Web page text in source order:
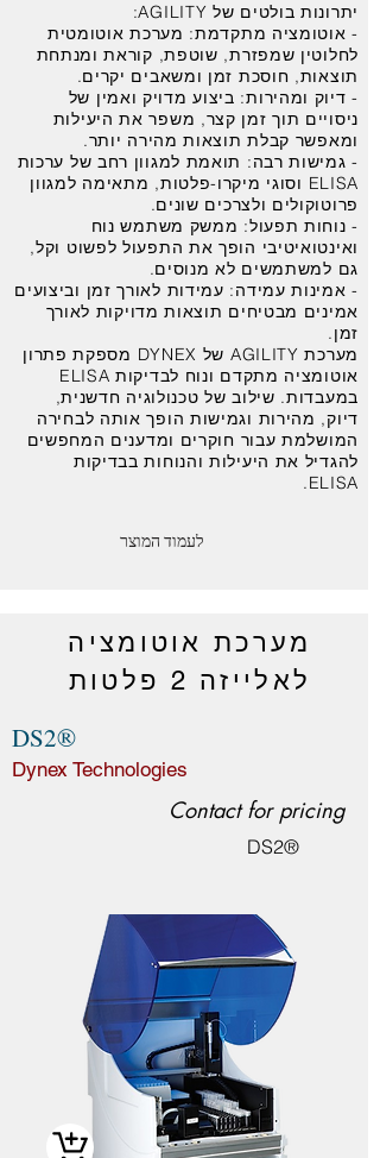
יתרונות בולטים של AGILITY:
- אוטומציה מתקדמת: מערכת אוטומטית
לחלוטין שמפזרת, שוטפת, קוראת ומנתחת
תוצאות, חוסכת זמן ומשאבים יקרים.
- דיוק ומהירות: ביצוע מדויק ואמין של
ניסויים תוך זמן קצר, משפר את היעילות
ומאפשר קבלת תוצאות מהירה יותר.
- גמישות רבה: תואמת למגוון רחב של ערכות
ELISA וסוגי מיקרו-פלטות, מתאימה למגוון
פרוטוקולים ולצרכים שונים.
- נוחות תפעול: ממשק משתמש נוח
ואינטואיטיבי הופך את התפעול לפשוט וקל,
גם למשתמשים לא מנוסים.
- אמינות עמידה: עמידות לאורך זמן וביצועים
אמינים מבטיחים תוצאות מדויקות לאורך
זמן.
מערכת AGILITY של DYNEX מספקת פתרון
אוטומציה מתקדם ונוח לבדיקות ELISA
במעבדות. שילוב של טכנולוגיה חדשנית,
דיוק, מהירות וגמישות הופך אותה לבחירה
המושלמת עבור חוקרים ומדענים המחפשים
להגדיל את היעילות והנוחות בבדיקות
ELISA.
לעמוד המוצר
מערכת אוטומציה
לאלייזה 2 פלטות
DS2®
Dynex Technologies
Contact for pricing
DS2®